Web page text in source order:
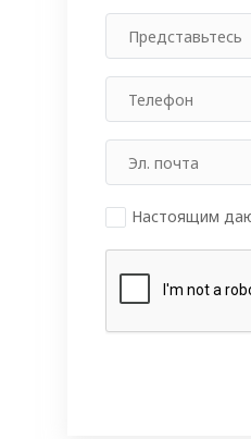
Настоящим